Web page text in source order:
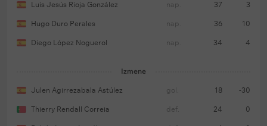
Kunde, Erik Garsija, Žerar Martin, Žoao Kanselo —
Mark Bernal, Gavi — Markus Rašford, Pedri, Rafinja
— Robert Levandovski.
Jamal (svi povređeni), Frenki de Jong (pod znakom
pitanja).
Luis Jesús Rioja González nap. 37 3
Hugo Duro Perales nap. 36 10
Diego López Noguerol nap. 34 4
Izmene
Julen Agirrezabala Astúlez gol. 18 -30
Thierry Rendall Correia def. 24 0